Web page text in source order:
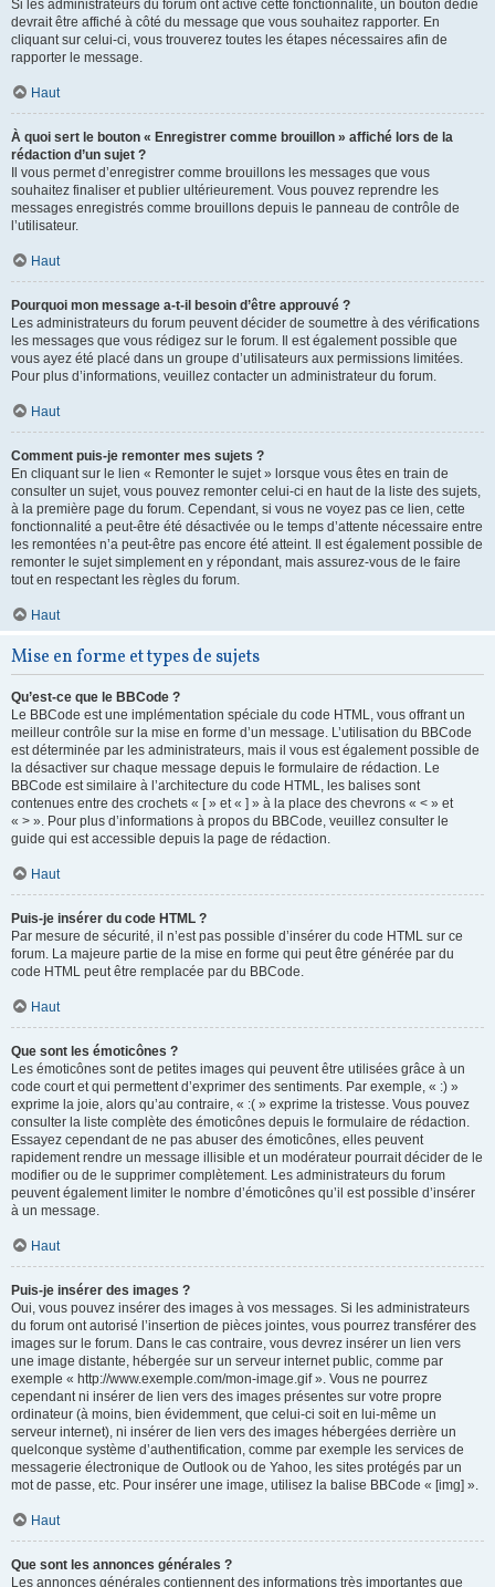
Si les administrateurs du forum ont activé cette fonctionnalité, un bouton dédié
devrait être affiché à côté du message que vous souhaitez rapporter. En
cliquant sur celui-ci, vous trouverez toutes les étapes nécessaires afin de
rapporter le message.
Haut
À quoi sert le bouton « Enregistrer comme brouillon » affiché lors de la
rédaction d’un sujet ?
Il vous permet d’enregistrer comme brouillons les messages que vous
souhaitez finaliser et publier ultérieurement. Vous pouvez reprendre les
messages enregistrés comme brouillons depuis le panneau de contrôle de
l’utilisateur.
Haut
Pourquoi mon message a-t-il besoin d’être approuvé ?
Les administrateurs du forum peuvent décider de soumettre à des vérifications
les messages que vous rédigez sur le forum. Il est également possible que
vous ayez été placé dans un groupe d’utilisateurs aux permissions limitées.
Pour plus d’informations, veuillez contacter un administrateur du forum.
Haut
Comment puis-je remonter mes sujets ?
En cliquant sur le lien « Remonter le sujet » lorsque vous êtes en train de
consulter un sujet, vous pouvez remonter celui-ci en haut de la liste des sujets,
à la première page du forum. Cependant, si vous ne voyez pas ce lien, cette
fonctionnalité a peut-être été désactivée ou le temps d’attente nécessaire entre
les remontées n’a peut-être pas encore été atteint. Il est également possible de
remonter le sujet simplement en y répondant, mais assurez-vous de le faire
tout en respectant les règles du forum.
Haut
Mise en forme et types de sujets
Qu’est-ce que le BBCode ?
Le BBCode est une implémentation spéciale du code HTML, vous offrant un
meilleur contrôle sur la mise en forme d’un message. L’utilisation du BBCode
est déterminée par les administrateurs, mais il vous est également possible de
la désactiver sur chaque message depuis le formulaire de rédaction. Le
BBCode est similaire à l’architecture du code HTML, les balises sont
contenues entre des crochets « [ » et « ] » à la place des chevrons « < » et
« > ». Pour plus d’informations à propos du BBCode, veuillez consulter le
guide qui est accessible depuis la page de rédaction.
Haut
Puis-je insérer du code HTML ?
Par mesure de sécurité, il n’est pas possible d’insérer du code HTML sur ce
forum. La majeure partie de la mise en forme qui peut être générée par du
code HTML peut être remplacée par du BBCode.
Haut
Que sont les émoticônes ?
Les émoticônes sont de petites images qui peuvent être utilisées grâce à un
code court et qui permettent d’exprimer des sentiments. Par exemple, « :) »
exprime la joie, alors qu’au contraire, « :( » exprime la tristesse. Vous pouvez
consulter la liste complète des émoticônes depuis le formulaire de rédaction.
Essayez cependant de ne pas abuser des émoticônes, elles peuvent
rapidement rendre un message illisible et un modérateur pourrait décider de le
modifier ou de le supprimer complètement. Les administrateurs du forum
peuvent également limiter le nombre d’émoticônes qu’il est possible d’insérer
à un message.
Haut
Puis-je insérer des images ?
Oui, vous pouvez insérer des images à vos messages. Si les administrateurs
du forum ont autorisé l’insertion de pièces jointes, vous pourrez transférer des
images sur le forum. Dans le cas contraire, vous devrez insérer un lien vers
une image distante, hébergée sur un serveur internet public, comme par
exemple « http://www.exemple.com/mon-image.gif ». Vous ne pourrez
cependant ni insérer de lien vers des images présentes sur votre propre
ordinateur (à moins, bien évidemment, que celui-ci soit en lui-même un
serveur internet), ni insérer de lien vers des images hébergées derrière un
quelconque système d’authentification, comme par exemple les services de
messagerie électronique de Outlook ou de Yahoo, les sites protégés par un
mot de passe, etc. Pour insérer une image, utilisez la balise BBCode « [img] ».
Haut
Que sont les annonces générales ?
Les annonces générales contiennent des informations très importantes que